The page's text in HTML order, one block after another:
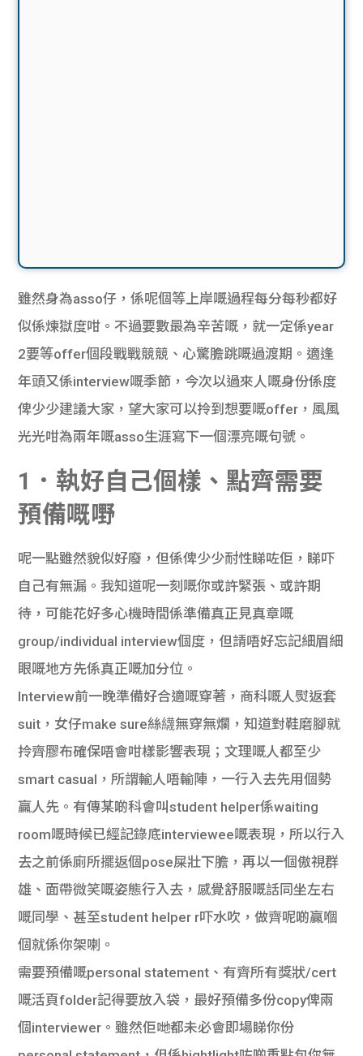
雖然身為asso仔，係呢個等上岸嘅過程每分每秒都好
似係煉獄度咁。不過要數最為辛苦嘅，就一定係year
2要等offer個段戰戰競競、心驚膽跳嘅過渡期。適逢
年頭又係interview嘅季節，今次以過來人嘅身份係度
俾少少建議大家，望大家可以拎到想要嘅offer，風風
光光咁為兩年嘅asso生涯寫下一個漂亮嘅句號。
1．執好自己個樣、點齊需要
預備嘅嘢
呢一點雖然貌似好廢，但係俾少少耐性睇咗佢，睇吓
自己有無漏。我知道呢一刻嘅你或許緊張、或許期
待，可能花好多心機時間係準備真正見真章嘅
group/individual interview個度，但請唔好忘記細眉細
眼嘅地方先係真正嘅加分位。
Interview前一晚準備好合適嘅穿著，商科嘅人熨返套
suit，女仔make sure絲䌩無穿無爛，知道對鞋磨腳就
拎齊膠布確保唔會咁樣影響表現；文理嘅人都至少
smart casual，所謂輸人唔輸陣，一行入去先用個勢
贏人先。有傳某啲科會叫student helper係waiting
room嘅時候已經記錄底interviewee嘅表現，所以行入
去之前係廁所擺返個pose屎壯下膽，再以一個傲視群
雄、面帶微笑嘅姿態行入去，感覺舒服嘅話同坐左右
嘅同學、甚至student helper r吓水吹，做齊呢啲贏嗰
個就係你架喇。
需要預備嘅personal statement、有齊所有獎狀/cert
嘅活頁folder記得要放入袋，最好預備多份copy俾兩
個interviewer。雖然佢哋都未必會即場睇你份